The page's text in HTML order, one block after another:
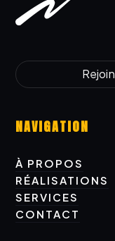
NAVIGATION
À PROPOS
À PROPOS
RÉALISATIONS
RÉALISATIONS
SERVICES
SERVICES
CONTACT